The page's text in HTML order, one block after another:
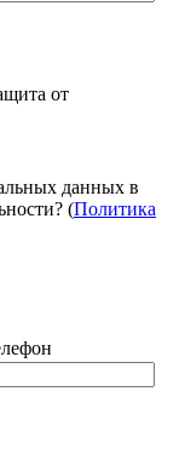
от
данных в
(Политика